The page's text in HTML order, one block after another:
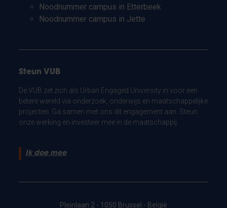
Noodnummer campus in Etterbeek
Noodnummer campus in Jette
Steun VUB
De VUB zet zich als Urban Engaged University in voor een
betere wereld via onderzoek, onderwijs en maatschappelijke
projecten. Ga samen met ons dit engagement aan. Steun
onze werking en investeer mee in de maatschappij.
Ik doe mee
Pleinlaan 2 - 1050 Brussel - België